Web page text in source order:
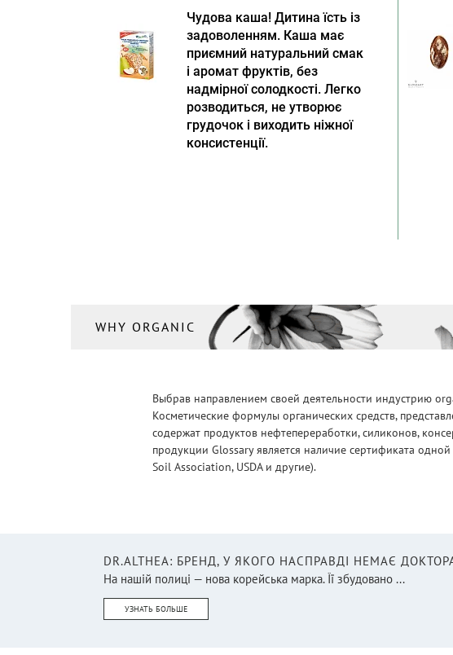
Чудова каша! Дитина їсть із
задоволенням. Каша має
приємний натуральний смак
і аромат фруктів, без
надмірної солодкості. Легко
розводиться, не утворює
грудочок і виходить ніжної
консистенції.
WHY ORGANIC
Выбрав направлением своей деятельности индустрию
Косметические формулы органических средств,
содержат продуктов нефтепереработки, силиконов,
продукции Glossary является наличие сертификата
Soil Association, USDA и другие).
DR.ALTHEA: БРЕНД, У ЯКОГО НАСПРАВДІ НЕМАЄ
На нашій полиці — нова корейська марка. Її збудовано ...
УЗНАТЬ БОЛЬШЕ